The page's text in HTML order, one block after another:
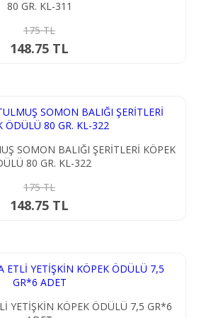
80 GR. KL-311
175 TL
148.75 TL
SOMON BALIĞI ŞERİTLERİ KÖPEK
80 GR. KL-322
175 TL
148.75 TL
YETİŞKİN KÖPEK ÖDÜLÜ 7,5 GR*6